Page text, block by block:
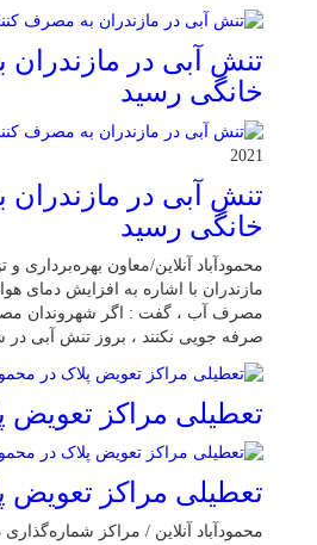
تنش آبی در
خانگی رسيد
2021
تنش آبی در
خانگی رسيد
محمودآباد آنلاین/معاون
مازندران با اشاره به افزایش دمای
مصرف آب ، گفت : اگر شهروندان
صرفه جویی نکنند ، بروز تنش آبی
تعطیلی مراکز تعویض
تعطیلی مراکز تعویض
محمودآباد آنلاین / مراکز